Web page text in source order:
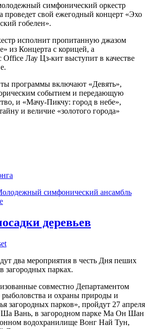
симфонический оркестр
проведет свой ежегодный концерт «Эхо
гобелен».
исполнит пропитанную джазом
из Концерта с корицей, а
Office Лау Цз-кит выступит в качестве
программы включают «Девять»,
событием и передающую
и «Мачу-Пикчу: город в небе»,
и величие «золотого города»
симфонический ансамбль
деревьев
два мероприятия в честь Дня пеших
загородных парках.
совместно Департаментом
рыболовства и охраны природы и
загородных парков», пройдут 27 апреля
Ша Вань, в загородном парке Ма Он Шан
водохранилище Вонг Най Тун,